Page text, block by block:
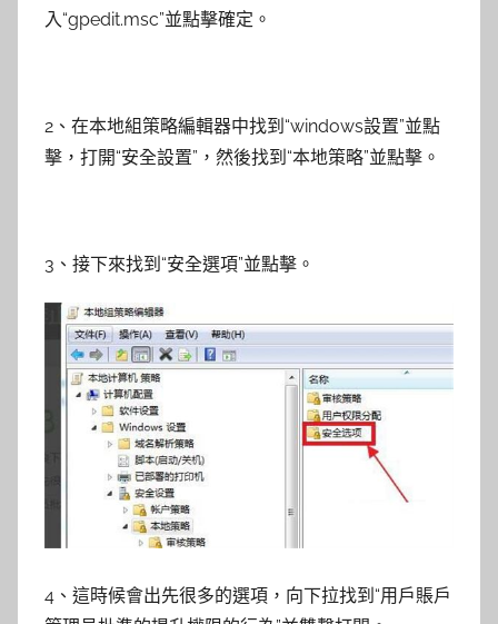
入“gpedit.msc”並點擊確定。
2、在本地組策略編輯器中找到“windows設置”並點
擊，打開“安全設置”，然後找到“本地策略”並點擊。
3、接下來找到“安全選項”並點擊。
4、這時候會出先很多的選項，向下拉找到“用戶賬戶